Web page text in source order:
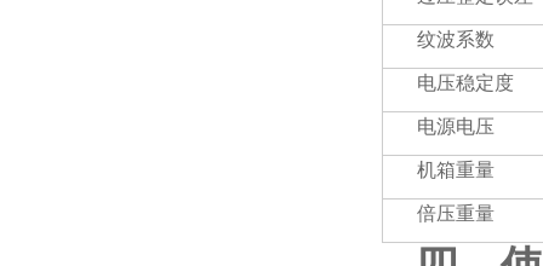
纹波系数
电压稳定度
电源电压
机箱重量
倍压重量